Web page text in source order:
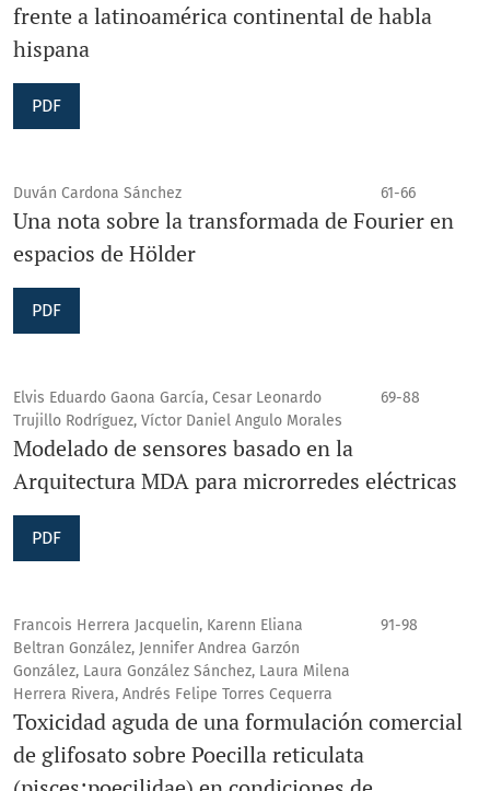
frente a latinoamérica continental de habla
hispana
PDF
Duván Cardona Sánchez 61-66
Una nota sobre la transformada de Fourier en
espacios de Hölder
PDF
Elvis Eduardo Gaona García, Cesar Leonardo
Trujillo Rodríguez, Víctor Daniel Angulo Morales
69-88
Modelado de sensores basado en la
Arquitectura MDA para microrredes eléctricas
PDF
Francois Herrera Jacquelin, Karenn Eliana
Beltran González, Jennifer Andrea Garzón
González, Laura González Sánchez, Laura Milena
Herrera Rivera, Andrés Felipe Torres Cequerra
91-98
Toxicidad aguda de una formulación comercial
de glifosato sobre Poecilla reticulata